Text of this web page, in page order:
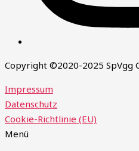
Copyright ©2020-2025 SpVgg
Impressum
Datenschutz
Cookie-Richtlinie (EU)
Menü